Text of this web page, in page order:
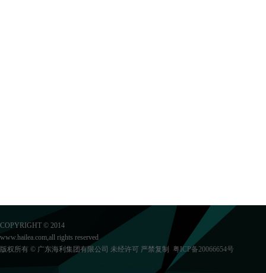
COPYRIGHT © 2014
www.hailea.com,all rights reserved
版权所有 © 广东海利集团有限公司 未经许可 严禁复制 粤ICP备20066654号